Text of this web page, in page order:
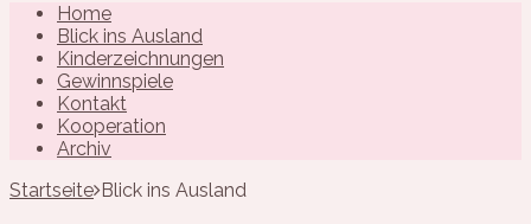
Home
Blick ins Ausland
Kinderzeichnungen
Gewinnspiele
Kontakt
Kooperation
Archiv
Startseite Blick ins Ausland